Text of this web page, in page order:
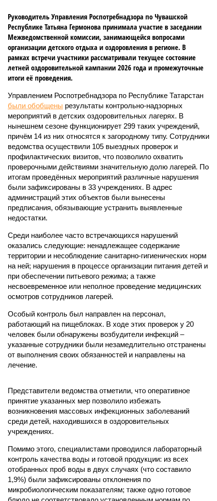
Руководитель Управления Роспотребнадзора по Чувашской
Республике Татьяна Гермонова принимала участие в заседании
Межведомственной комиссии, занимающейся вопросами
организации детского отдыха и оздоровления в регионе. В
рамках встречи участники рассматривали текущее состояние
летней оздоровительной кампании 2026 года и промежуточные
итоги её проведения.
Управлением Роспотребнадзора по Республике Татарстан
были обобщены результаты контрольно-надзорных
мероприятий в детских оздоровительных лагерях. В
нынешнем сезоне функционирует 299 таких учреждений,
причём 14 из них относятся к загородному типу. Сотрудники
ведомства осуществили 105 выездных проверок и
профилактических визитов, что позволило охватить
проверочными действиями значительную долю лагерей. По
итогам проведённых мероприятий различные нарушения
были зафиксированы в 33 учреждениях. В адрес
администраций этих объектов были вынесены
предписания, обязывающие устранить выявленные
недостатки.
Среди наиболее часто встречающихся нарушений
оказались следующие: ненадлежащее содержание
территории и несоблюдение санитарно-гигиенических норм
на ней; нарушения в процессе организации питания детей и
при обеспечении питьевого режима; а также
несвоевременное или неполное проведение медицинских
осмотров сотрудников лагерей.
Особый контроль был направлен на персонал,
работающий на пищеблоках. В ходе этих проверок у 20
человек были обнаружены возбудители инфекций –
указанные сотрудники были незамедлительно отстранены
от выполнения своих обязанностей и направлены на
лечение.
Представители ведомства отметили, что оперативное
принятие указанных мер позволило избежать
возникновения массовых инфекционных заболеваний
среди детей, находившихся в оздоровительных
учреждениях.
Помимо этого, специалистами проводился лабораторный
контроль качества воды и готовой продукции: из всех
отобранных проб воды в двух случаях (что составило
1,9%) были зафиксированы отклонения по
микробиологическим показателям; также одно готовое